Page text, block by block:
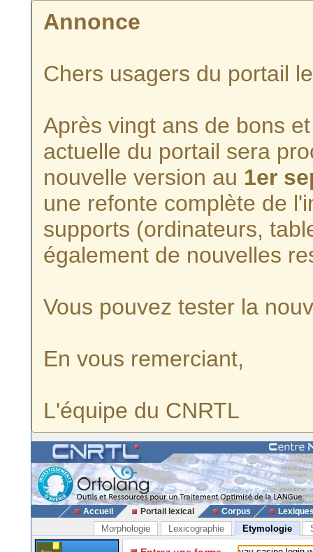
Annonce
Chers usagers du portail
Après vingt ans de bons
actuelle du portail sera
nouvelle version au 1er
une refonte complète de
supports (ordinateurs,
également de nouvelles
Vous pouvez tester la
En vous remerciant,
L'équipe du CNRTL
Accueil Portail lexical Corpus
Morphologie Lexicographie Etymologie